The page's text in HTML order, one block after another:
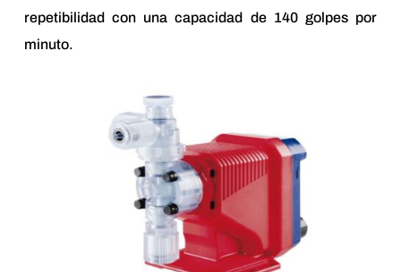
repetibilidad con una capacidad de 140 golpes por
minuto.